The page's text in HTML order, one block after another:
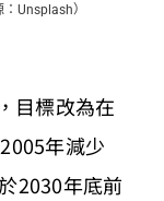
Unsplash）
目標改為在
年減少
2030年底前